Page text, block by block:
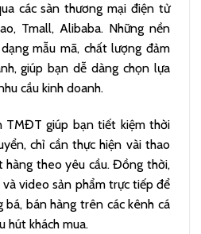
các sàn thương mại điện tử
Tmall, Alibaba. Những nền
mẫu mã, chất lượng đảm
giúp bạn dễ dàng chọn lựa
cầu kinh doanh.
TMĐT giúp bạn tiết kiệm thời
chỉ cần thực hiện vài thao
theo yêu cầu. Đồng thời,
video sản phẩm trực tiếp để
bá, bán hàng trên các kênh cá
hút khách mua.